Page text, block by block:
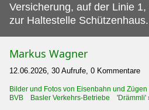
Versicherung, auf der Linie
zur Haltestelle
Markus Wagner
12.06.2026, 30 Aufrufe, 0 Kommentare
Bilder und Fotos von Eisenbahn und Zügen
BVB Basler Verkehrs-Betriebe 'Drämmli'